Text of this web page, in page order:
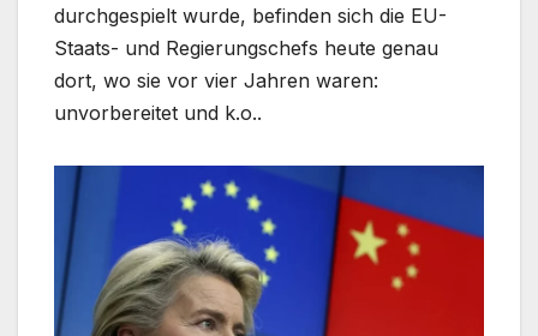
durchgespielt wurde, befinden sich die EU-
Staats- und Regierungschefs heute genau
dort, wo sie vor vier Jahren waren:
unvorbereitet und k.o..